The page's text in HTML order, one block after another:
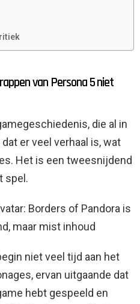
van Persona 5 niet
die al in
er veel verhaal is, wat
Het is een tweesnijdend
spel.
Borders of Pandora is
maar mist inhoud
niet veel tijd aan het
ervan uitgaande dat
hebt gespeeld en